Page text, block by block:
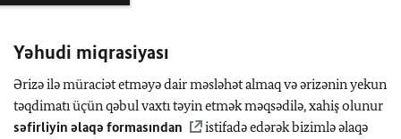
Yəhudi miqrasiyası
Ərizə ilə müraciət etməyə dair məsləhət almaq və ərizənin yekun
təqdimatı üçün qəbul vaxtı təyin etmək məqsədilə, xahiş olunur
səfirliyin əlaqə formasından
istifadə edərək bizimlə əlaqə